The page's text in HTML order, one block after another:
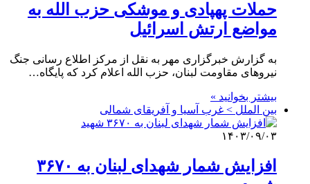
حملات پهپادی و موشکی حزب الله به
مواضع ارتش اسرائیل
به گزارش خبرگزاری مهر به نقل از مرکز اطلاع رسانی جنگ
نیروهای مقاومت لبنان، حزب الله اعلام کرد که پایگاه…
بیشتر بخوانید »
بین الملل > غرب آسیا و آفریقای شمالی
۱۴۰۳/۰۹/۰۳
افزایش شمار شهدای لبنان به ۳۶۷۰